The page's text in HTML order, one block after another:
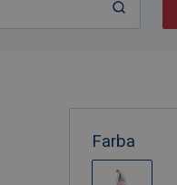
Farba